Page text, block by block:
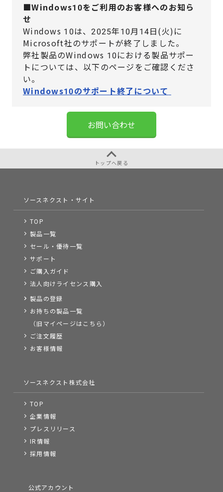
■Windows10をご利用のお客様へのお知ら
せ
Windows 10は、2025年10月14日(火)に
Microsoft社のサポートが終了しました。
弊社製品のWindows 10における製品サポー
トについては、 以下のページをご確認くださ
い。
Windows10のサポート終了について
お問い合わせ
トップへ戻る
ソースネクスト・サイト
TOP
製品一覧
セール・優待一覧
サポート
ご購入ガイド
法人向けライセンス購入
製品の登録
お持ちの製品一覧
（旧マイページはこちら）
ご注文履歴
お客様情報
ソースネクスト株式会社
TOP
企業情報
プレスリリース
IR情報
採用情報
公式アカウント